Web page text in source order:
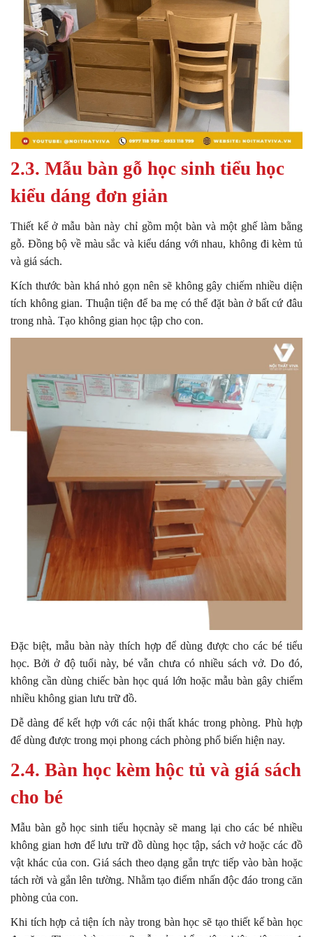
2.3. Mẫu bàn gỗ học sinh tiểu học
kiểu dáng đơn giản
Thiết kế ở mẫu bàn này chỉ gồm một bàn và một ghế làm bằng
gỗ. Đồng bộ về màu sắc và kiểu dáng với nhau, không đi kèm tủ
và giá sách.
Kích thước bàn khá nhỏ gọn nên sẽ không gây chiếm nhiều diện
tích không gian. Thuận tiện để ba mẹ có thể đặt bàn ở bất cứ đâu
trong nhà. Tạo không gian học tập cho con.
Đặc biệt, mẫu bàn này thích hợp để dùng được cho các bé tiểu
học. Bởi ở độ tuổi này, bé vẫn chưa có nhiều sách vở. Do đó,
không cần dùng chiếc bàn học quá lớn hoặc mẫu bàn gây chiếm
nhiều không gian lưu trữ đồ.
Dễ dàng để kết hợp với các nội thất khác trong phòng. Phù hợp
để dùng được trong mọi phong cách phòng phổ biến hiện nay.
2.4. Bàn học kèm hộc tủ và giá sách
cho bé
Mẫu bàn gỗ học sinh tiểu họcnày sẽ mang lại cho các bé nhiều
không gian hơn để lưu trữ đồ dùng học tập, sách vở hoặc các đồ
vật khác của con. Giá sách theo dạng gắn trực tiếp vào bàn hoặc
tách rời và gắn lên tường. Nhằm tạo điểm nhấn độc đáo trong căn
phòng của con.
Khi tích hợp cả tiện ích này trong bàn học sẽ tạo thiết kế bàn học